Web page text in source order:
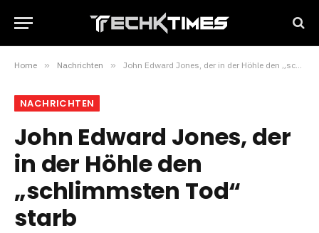
Home » Nachrichten » John Edward Jones, der in der Höhle den „schlimmsten Tod“ starb
NACHRICHTEN
John Edward Jones, der
in der Höhle den
„schlimmsten Tod“
starb